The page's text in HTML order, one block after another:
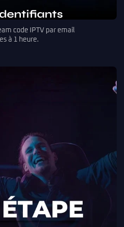
code IPTV par email
à 1 heure.